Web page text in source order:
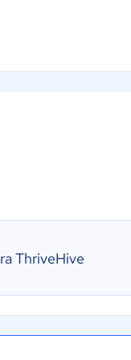
ThriveHive